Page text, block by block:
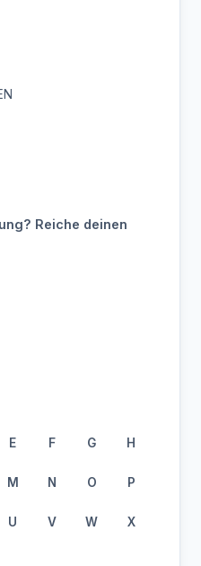
Reiche deinen
E F G H
M N O P
U V W X